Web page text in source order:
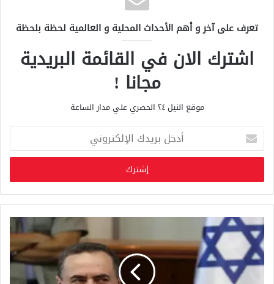
تعرف على آخر و أهم الأحداث المحلية و العالمية لحظة بلحظة
اشترك الان في القائمة البريدية
مجانا !
موقع النيل ٢٤ الحصري علي مدار الساعة
خ
ب
ر
ي
د
ك
ا
ل